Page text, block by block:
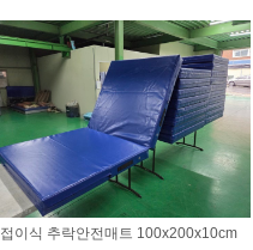
접이식 추락안전매트 100x200x10cm